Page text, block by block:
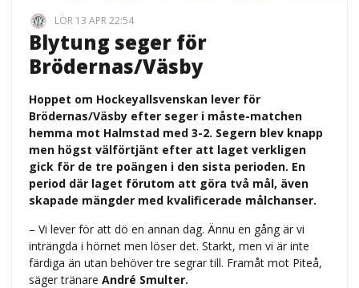
LÖR 13 APR 22:54
Blytung seger för
Brödernas/Väsby
Hoppet om Hockeyallsvenskan lever för
Brödernas/Väsby efter seger i måste-matchen
hemma mot Halmstad med 3-2. Segern blev knapp
men högst välförtjänt efter att laget verkligen
gick för de tre poängen i den sista perioden. En
period där laget förutom att göra två mål, även
skapade mängder med kvalificerade målchanser.
– Vi lever för att dö en annan dag. Ännu en gång är vi
inträngda i hörnet men löser det. Starkt, men vi är inte
färdiga än utan behöver tre segrar till. Framåt mot Piteå,
säger tränare André Smulter.